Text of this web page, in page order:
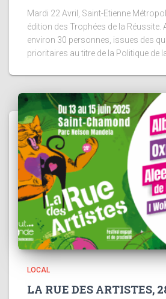
Mardi 22 Avril, Saint-Etienne
édition des Trophées de la Réussite.
environ 30 personnes, issues des
prioritaires au titre de la Politique de
LOCAL
LA RUE DES ARTISTES,